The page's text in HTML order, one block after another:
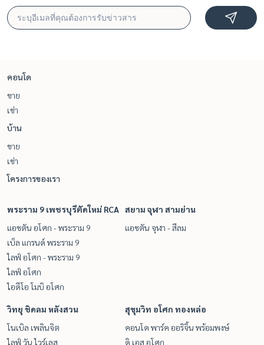
คอนโด
ขาย
เช่า
บ้าน
ขาย
เช่า
โครงการของเรา
พระราม 9 เพชรบุรีตัดใหม่ RCA
แอชตัน อโศก - พระราม 9
เบ็ล แกรนด์ พระราม 9
ไลฟ์ อโศก - พระราม 9
ไลฟ์ อโศก
ไอดีโอ โมบิ อโศก
สยาม จุฬา สามย่าน
แอชตัน จุฬา - สีลม
วิทยุ ชิดลม หลังสวน
โนเบิล เพลินจิต
ไลฟ์ วัน ไวร์เลส
สุขุมวิท อโศก ทองหล่อ
คอนโด พาร์ค ออริจิ้น พร้อมพงษ์
ดิ เอส อโศก